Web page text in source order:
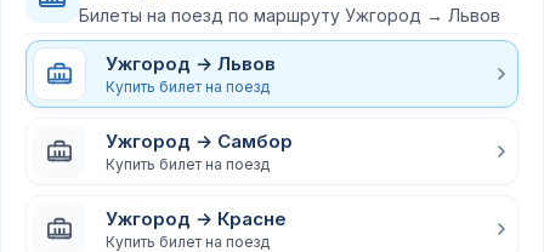
Билеты на поезд по маршруту Ужгород → Львов
Ужгород → Львов
Купить билет на поезд
Ужгород → Самбор
Купить билет на поезд
Ужгород → Красне
Купить билет на поезд